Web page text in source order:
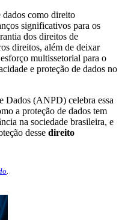
dados como direito
significativos para os
dos direitos de
direitos, além de deixar
multissetorial para o
e proteção de dados no
Dados (ANPD) celebra essa
a proteção de dados tem
na sociedade brasileira, e
desse direito